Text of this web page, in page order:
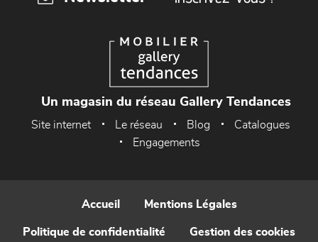
Un magasin du réseau Gallery Tendances
Site internet Le réseau Blog
Catalogues
Engagements
Accueil Mentions Légales
Politique de confidentialité Gestion des cookies